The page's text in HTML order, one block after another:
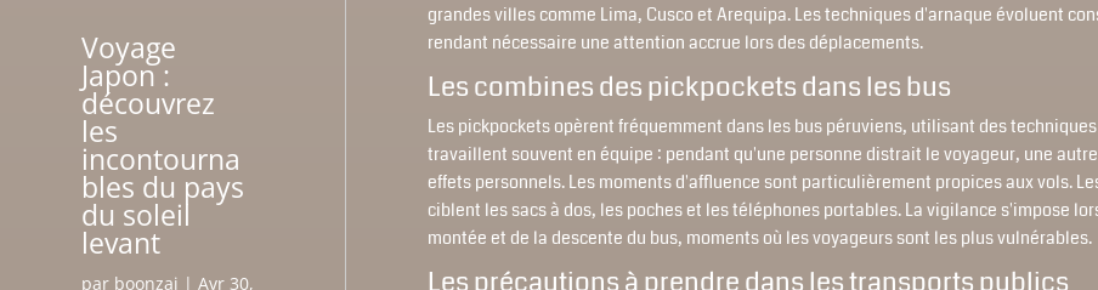
Voyage
Japon :
découvrez
les
incontourna
bles du pays
du soleil
levant
par boonzai |Avr 30,
grandes villes comme Lima, Cusco et Arequipa. Les techniques d'arnaque évoluent
rendant nécessaire une attention accrue lors des déplacements.
Les combines des pickpockets dans les bus
Les pickpockets opèrent fréquemment dans les bus péruviens, utilisant des
travaillent souvent en équipe : pendant qu'une personne distrait le voyageur, une
effets personnels. Les moments d'affluence sont particulièrement propices aux vols.
ciblent les sacs à dos, les poches et les téléphones portables. La vigilance s'impose
montée et de la descente du bus, moments où les voyageurs sont les plus vulnérables.
Les précautions à prendre dans les transports publics